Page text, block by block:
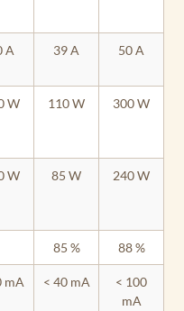
A 39 A 50 A
W 110 W 300 W
W 85 W 240 W
85 % 88 %
mA < 40 mA
< 100
mA